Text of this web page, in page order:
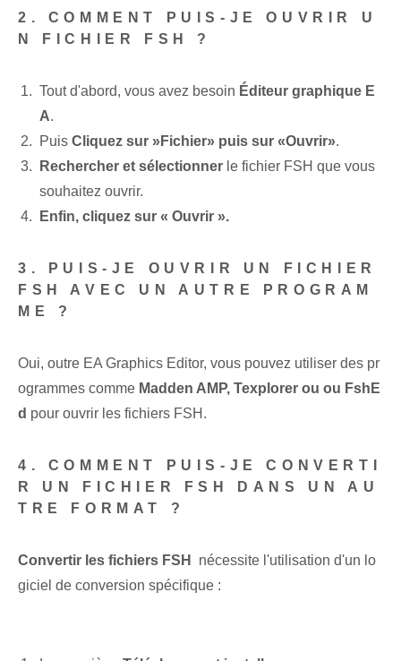
2. COMMENT PUIS-JE OUVRIR U
N FICHIER FSH ?
Tout d'abord, vous avez besoin Éditeur graphique E
A.
Puis Cliquez sur ⁤»Fichier» puis sur «Ouvrir».
Rechercher et sélectionner le fichier FSH que vous
souhaitez ouvrir.
Enfin, cliquez sur « Ouvrir ».
3. PUIS-JE OUVRIR UN FICHIER
FSH AVEC UN AUTRE PROGRAM
ME ?
Oui, outre EA Graphics Editor, vous pouvez utiliser des pr
ogrammes comme Madden ‌AMP, Texplorer ou ‌ou FshE
d pour ouvrir les fichiers FSH.
4. COMMENT PUIS-JE CONVERTI
R UN FICHIER FSH DANS UN AU
TRE FORMAT ?
Convertir les fichiers FSH
​ nécessite l'utilisation d'un ⁤lo
giciel​ de conversion spécifique :